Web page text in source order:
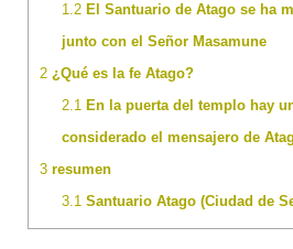
1.2El Santuario de Atago se ha
junto con el Señor Masamune
2¿Qué es la fe Atago?
2.1En la puerta del templo hay
considerado el mensajero de
3resumen
3.1Santuario Atago (Ciudad de